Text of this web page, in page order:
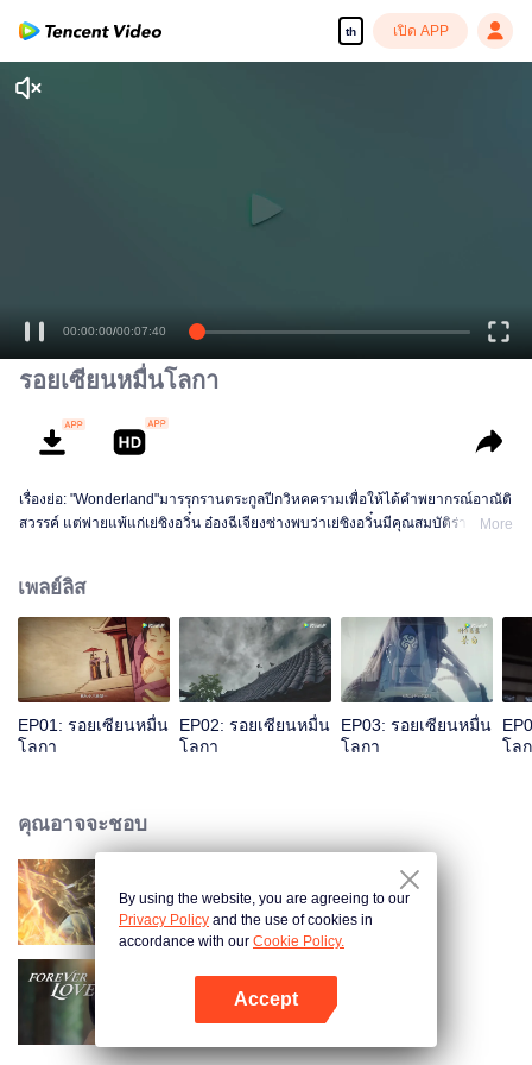
th เปิด APP
00:00:00/00:07:40
รอยเซียนหมื่นโลกา
เรื่องย่อ: "Wonderland"มารรุกรานตระกูลปีกวิหคครามเพื่อให้ได้คำพยากรณ์อาณัติ
สวรรค์ แต่พ่ายแพ้แก่เย่ซิงอวิ๋น อ๋องฉีเจียงซ่างพบว่าเย่ซิงอวิ๋นมีคุณสมบัติร่างกาย
รกับเย่ซิงอวิ๋น...
More
เพลย์ลิส
EP01: รอยเซียนหมื่น
โลกา
EP02: รอยเซียนหมื่น
โลกา
EP03: รอยเซียนหมื่น
โลกา
โล
คุณอาจจะชอบ
ผจญภัยโลกอมตะ
รักวุ่นวายของนายบอดี้การ์ด
By using the website, you are agreeing to our
Privacy Policy and the use of cookies in
accordance with our Cookie Policy.
Accept